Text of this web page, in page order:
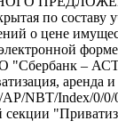
по составу
о цене
"Сбербанк –
аренда
NBT/Index/0/0/
секции